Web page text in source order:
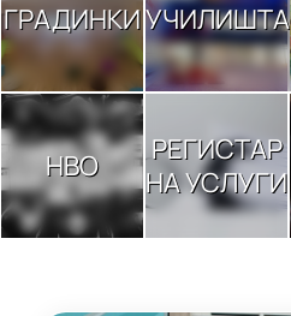
ГРАДИНКИУЧИЛИШТА
НВО
РЕГИСТАР
НА УСЛУГИ